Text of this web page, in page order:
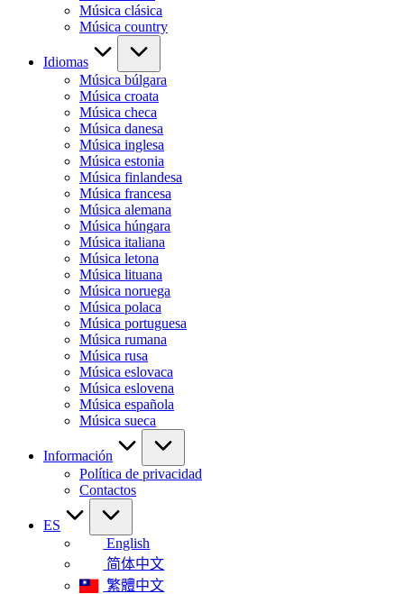
Música clásica
Música country
Idiomas
Música búlgara
Música croata
Música checa
Música danesa
Música inglesa
Música estonia
Música finlandesa
Música francesa
Música alemana
Música húngara
Música italiana
Música letona
Música lituana
Música noruega
Música polaca
Música portuguesa
Música rumana
Música rusa
Música eslovaca
Música eslovena
Música española
Música sueca
Información
Política de privacidad
Contactos
ES
English
简体中文
繁體中文